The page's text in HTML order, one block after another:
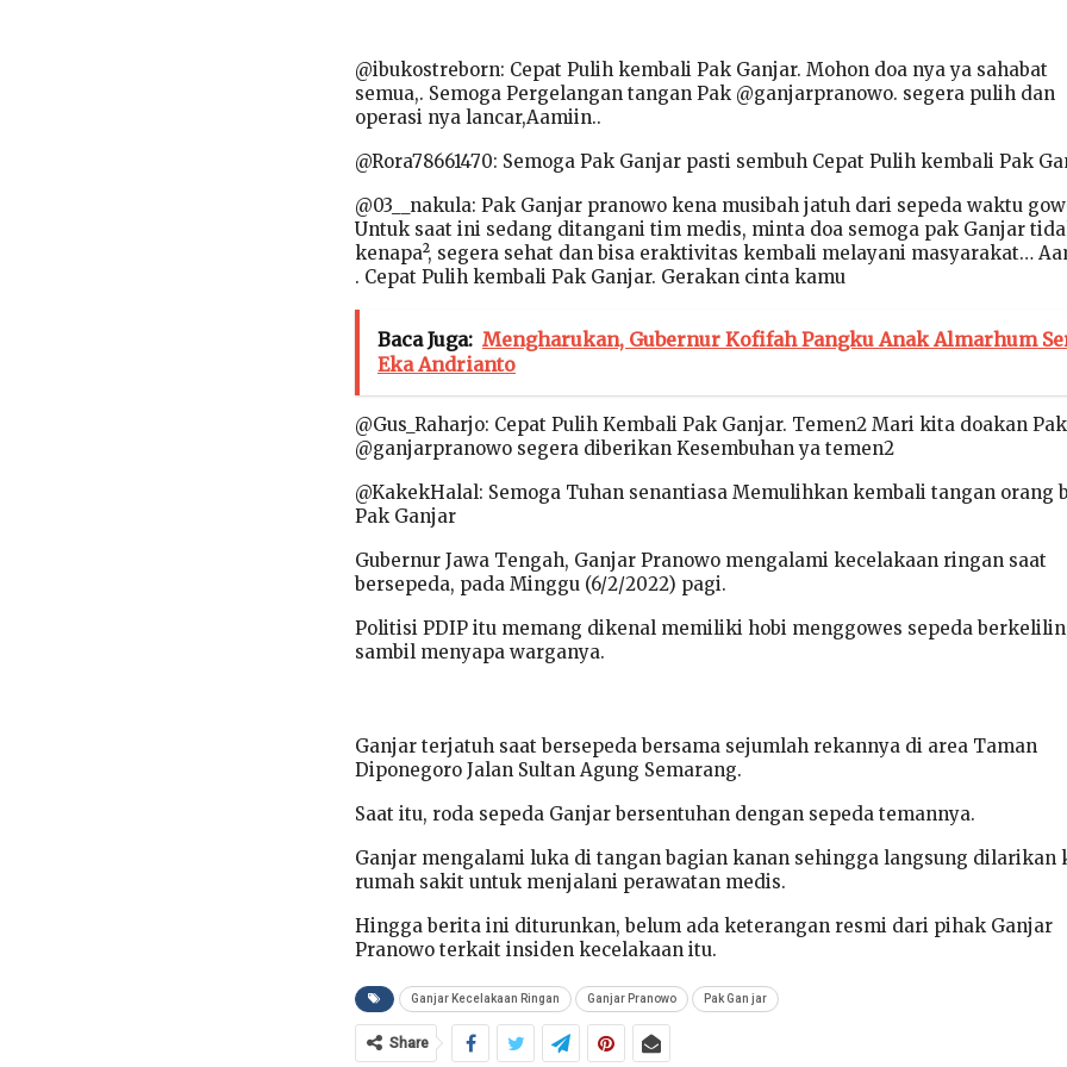
@ibukostreborn: Cepat Pulih kembali Pak Ganjar. Mohon doa nya ya sahabat
semua,. Semoga Pergelangan tangan Pak @ganjarpranowo. segera pulih dan
operasi nya lancar,Aamiin..
@Rora78661470: Semoga Pak Ganjar pasti sembuh Cepat Pulih kembali Pak
@03__nakula: Pak Ganjar pranowo kena musibah jatuh dari sepeda waktu
Untuk saat ini sedang ditangani tim medis, minta doa semoga pak Ganjar
kenapa², segera sehat dan bisa eraktivitas kembali melayani masyarakat…
. Cepat Pulih kembali Pak Ganjar. Gerakan cinta kamu
Baca Juga: Mengharukan, Gubernur Kofifah Pangku Anak Almarhum
Eka Andrianto
@Gus_Raharjo: Cepat Pulih Kembali Pak Ganjar. Temen2 Mari kita doakan Pak
@ganjarpranowo segera diberikan Kesembuhan ya temen2
@KakekHalal: Semoga Tuhan senantiasa Memulihkan kembali tangan orang
Pak Ganjar
Gubernur Jawa Tengah, Ganjar Pranowo mengalami kecelakaan ringan saat
bersepeda, pada Minggu (6/2/2022) pagi.
Politisi PDIP itu memang dikenal memiliki hobi menggowes sepeda
sambil menyapa warganya.
Ganjar terjatuh saat bersepeda bersama sejumlah rekannya di area Taman
Diponegoro Jalan Sultan Agung Semarang.
Saat itu, roda sepeda Ganjar bersentuhan dengan sepeda temannya.
Ganjar mengalami luka di tangan bagian kanan sehingga langsung dilarikan
rumah sakit untuk menjalani perawatan medis.
Hingga berita ini diturunkan, belum ada keterangan resmi dari pihak Ganjar
Pranowo terkait insiden kecelakaan itu.
Ganjar Kecelakaan Ringan Ganjar Pranowo Pak Gan jar
Share